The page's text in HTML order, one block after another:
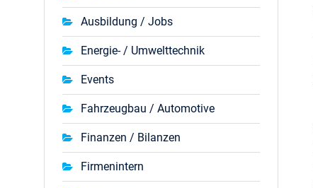
Ausbildung / Jobs
Energie- / Umwelttechnik
Events
Fahrzeugbau / Automotive
Finanzen / Bilanzen
Firmenintern